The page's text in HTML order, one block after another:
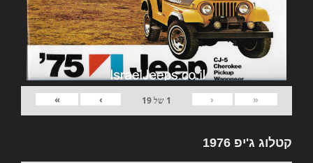
«
‹
1 של19
›
»
קטלוג ג'יפ 1976